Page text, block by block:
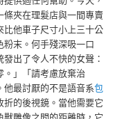
夾在理髮店與一間專賣
他車子尺寸小上三十公
末。何手殘深吸一口
出了令人不快的女聲：
。」「請考慮放棄治
最討厭的不是語音系包
的後視鏡。當他需要它